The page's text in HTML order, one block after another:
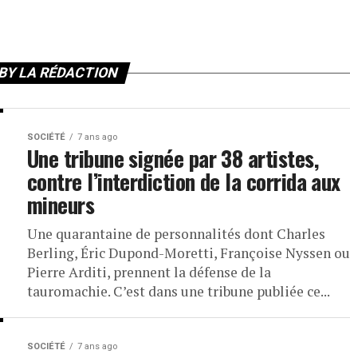
LA RÉDACTION
SOCIÉTÉ 7 ans ago
Une tribune signée par 38 artistes,
contre l’interdiction de la corrida aux
mineurs
Une quarantaine de personnalités dont Charles
Berling, Éric Dupond-Moretti, Françoise Nyssen ou
Pierre Arditi, prennent la défense de la
tauromachie. C’est dans une tribune publiée ce...
SOCIÉTÉ 7 ans ago